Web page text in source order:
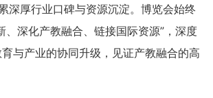
深厚行业口碑与资源沉淀。博览会始终
、深化产教融合、链接国际资源”，深度
与产业的协同升级，见证产教融合的高